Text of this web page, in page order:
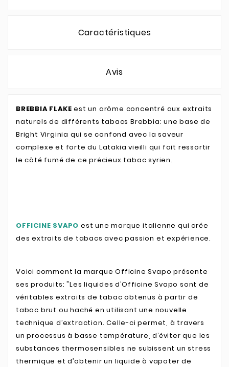
Caractéristiques
Avis
BREBBIA FLAKE est un arôme concentré aux extraits
naturels de différents tabacs Brebbia: une base de
Bright Virginia qui se confond avec la saveur
complexe et forte du Latakia vieilli qui fait ressortir
le côté fumé de ce précieux tabac syrien.
OFFICINE SVAPO est une marque italienne qui crée
des extraits de tabacs avec passion et expérience.
Voici comment la marque Officine Svapo présente
ses produits: "Les liquides d’Officine Svapo sont de
véritables extraits de tabac obtenus à partir de
tabac brut ou haché en utilisant une nouvelle
technique d’extraction.Celle-ci permet, à travers
un processus à basse température, d’éviter que les
substances thermosensibles ne subissent un stress
thermique et d’obtenir un liquide à vapoter de